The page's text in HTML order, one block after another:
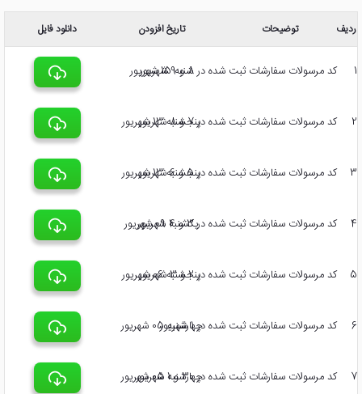
را
ردیف توضیحات تاریخ افزودن دانلود فایل
1 کد مرسولات سفارشات ثبت شده در 8 و 9 شهریورشنبه 15 شهریور
2 کد مرسولات سفارشات ثبت شده در 7 و 8 شهریورپنجشنبه 13 شهریور
3 کد مرسولات سفارشات ثبت شده در 5 و 6 شهریورپنجشنبه 13 شهریور
4 کد مرسولات سفارشات ثبت شده در 3 و 4 شهریوریکشنبه 09 شهریور
5 کد مرسولات سفارشات ثبت شده در 2 و 3 شهریورپنجشنبه 06 شهریور
6 کد مرسولات سفارشات ثبت شده در 1 شهریورچهارشنبه 05 شهریور
7 کد مرسولات سفارشات ثبت شده در 30 و 1 شهریورچهارشنبه 05 شهریور